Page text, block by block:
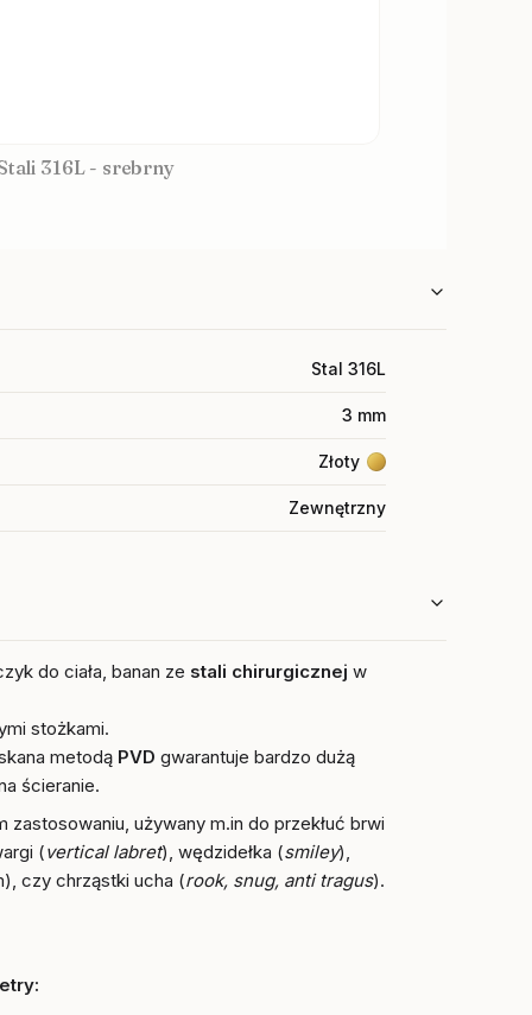
316L - srebrny
Stal 316L
3 mm
Złoty
Zewnętrzny
do ciała, banan ze stali chirurgicznej w
stożkami.
metodą PVD gwarantuje bardzo dużą
ścieranie.
zastosowaniu, używany m.in do przekłuć brwi
(vertical labret), wędzidełka (smiley),
czy chrząstki ucha (rook, snug, anti tragus).